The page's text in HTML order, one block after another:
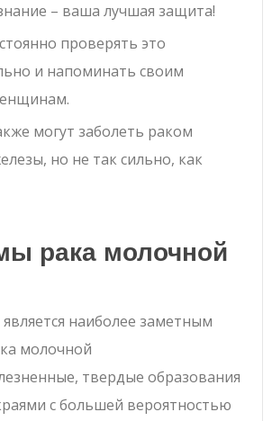
– ваша лучшая защита!
проверять это
и напоминать своим
могут заболеть раком
но не так сильно, как
рака молочной
наиболее заметным
молочной
твердые образования
с большей вероятностью